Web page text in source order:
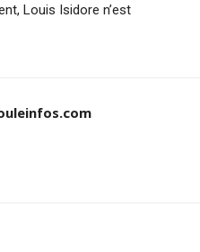
Louis Isidore n’est